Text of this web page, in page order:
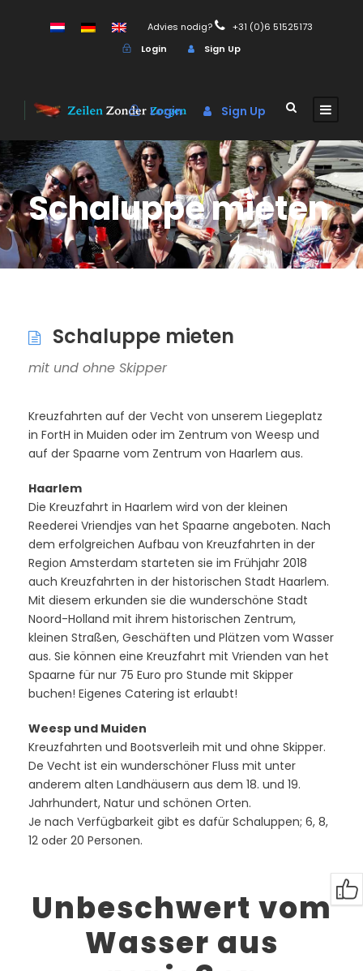
Advies nodig?
+31 (0)6 51525173
Login
Sign Up
Login Sign Up
Schaluppe mieten
Schaluppe mieten
mit und ohne Skipper
Kreuzfahrten auf der Vecht von unserem Liegeplatz
in FortH in Muiden oder im Zentrum von Weesp und
auf der Spaarne vom Zentrum von Haarlem aus.
Haarlem
Die Kreuzfahrt in Haarlem wird von der kleinen
Reederei Vriendjes van het Spaarne angeboten. Nach
dem erfolgreichen Aufbau von Kreuzfahrten in der
Region Amsterdam starteten sie im Frühjahr 2018
auch Kreuzfahrten in der historischen Stadt Haarlem.
Mit diesem erkunden sie die wunderschöne Stadt
Noord-Holland mit ihrem historischen Zentrum,
kleinen Straßen, Geschäften und Plätzen vom Wasser
aus. Sie können eine Kreuzfahrt mit Vrienden van het
Spaarne für nur 75 Euro pro Stunde mit Skipper
buchen! Eigenes Catering ist erlaubt!
Weesp und Muiden
Kreuzfahrten und Bootsverleih mit und ohne Skipper.
De Vecht ist ein wunderschöner Fluss mit unter
anderem alten Landhäusern aus dem 18. und 19.
Jahrhundert, Natur und schönen Orten.
Je nach Verfügbarkeit gibt es dafür Schaluppen; 6, 8,
12 oder 20 Personen.
Unbeschwert vom
Wasser aus